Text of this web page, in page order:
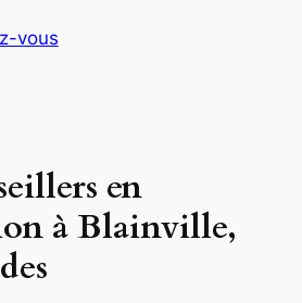
vous
en
à Blainville,